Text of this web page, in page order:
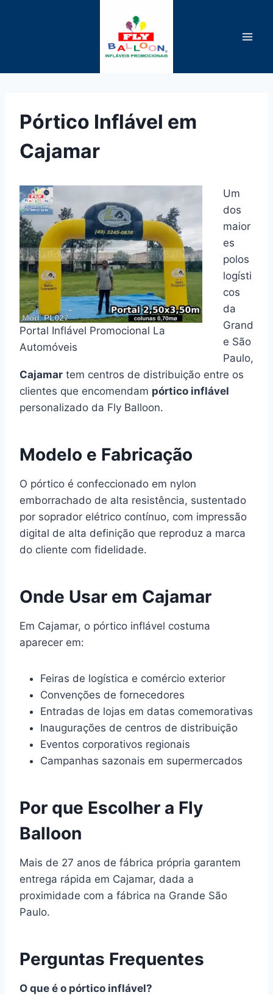
Pórtico Inflável em
Cajamar
Portal Inflável Promocional La
Automóveis
Um
dos
maior
es
polos
logísti
cos
da
Grand
e São
Paulo,
Cajamar tem centros de distribuição entre os
clientes que encomendam pórtico inflável
personalizado da Fly Balloon.
Modelo e Fabricação
O pórtico é confeccionado em nylon
emborrachado de alta resistência, sustentado
por soprador elétrico contínuo, com impressão
digital de alta definição que reproduz a marca
do cliente com fidelidade.
Onde Usar em Cajamar
Em Cajamar, o pórtico inflável costuma
aparecer em:
Feiras de logística e comércio exterior
Convenções de fornecedores
Entradas de lojas em datas comemorativas
Inaugurações de centros de distribuição
Eventos corporativos regionais
Campanhas sazonais em supermercados
Por que Escolher a Fly
Balloon
Mais de 27 anos de fábrica própria garantem
entrega rápida em Cajamar, dada a
proximidade com a fábrica na Grande São
Paulo.
Perguntas Frequentes
O que é o pórtico inflável?